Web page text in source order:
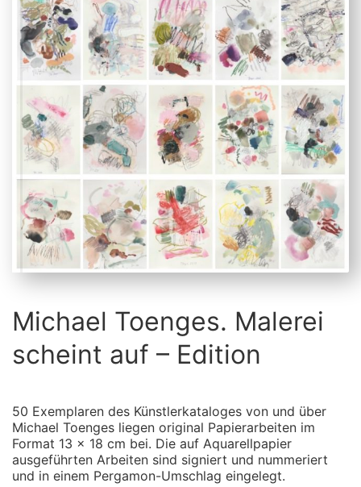
Michael Toenges. Malerei
scheint auf – Edition
50 Exemplaren des Künstlerkataloges von und über
Michael Toenges liegen original Papierarbeiten im
Format 13 x 18 cm bei. Die auf Aquarellpapier
ausgeführten Arbeiten sind signiert und nummeriert
und in einem Pergamon-Umschlag eingelegt.